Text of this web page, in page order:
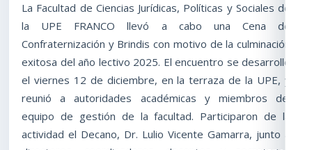
La Facultad de Ciencias Jurídicas, Políticas y Sociales de
la UPE FRANCO llevó a cabo una Cena de
Confraternización y Brindis con motivo de la culminación
exitosa del año lectivo 2025. El encuentro se desarrolló
el viernes 12 de diciembre, en la terraza de la UPE, y
reunió a autoridades académicas y miembros del
equipo de gestión de la facultad. Participaron de la
actividad el Decano, Dr. Lulio Vicente Gamarra, junto a